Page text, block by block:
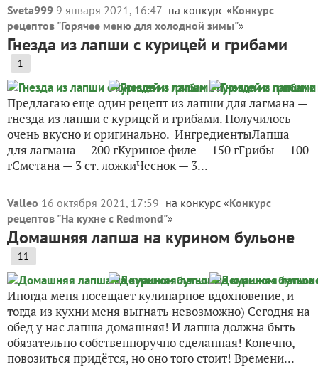
Sveta999 9 января 2021, 16:47 на конкурс «Конкурс
рецептов "Горячее меню для холодной зимы"»
Гнезда из лапши с курицей и грибами
1
Предлагаю еще один рецепт из лапши для лагмана —
гнезда из лапши с курицей и грибами. Получилось
очень вкусно и оригинально. ИнгредиентыЛапша
для лагмана — 200 гКуриное филе — 150 гГрибы — 100
гСметана — 3 ст. ложкиЧеснок — 3...
Valleo 16 октября 2021, 17:59 на конкурс «Конкурс
рецептов "На кухне с Redmond"»
Домашняя лапша на курином бульоне
11
Иногда меня посещает кулинарное вдохновение, и
тогда из кухни меня выгнать невозможно) Сегодня на
обед у нас лапша домашняя! И лапша должна быть
обязательно собственноручно сделанная! Конечно,
повозиться придётся, но оно того стоит! Времени...